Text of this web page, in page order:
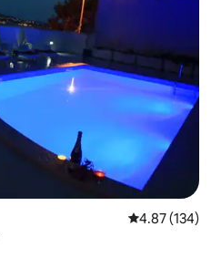
レビュー134
4.87 (134)